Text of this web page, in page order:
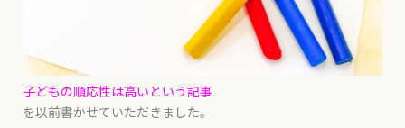
子どもの順応性は高いという記事
を以前書かせていただきました。